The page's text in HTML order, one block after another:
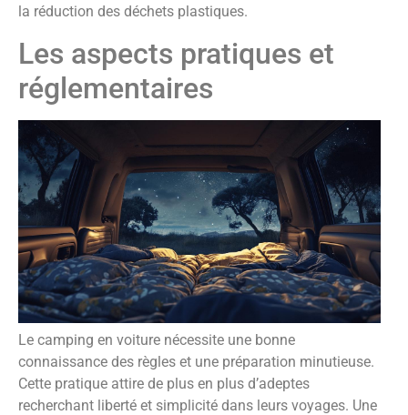
la réduction des déchets plastiques.
Les aspects pratiques et
réglementaires
Le camping en voiture nécessite une bonne
connaissance des règles et une préparation minutieuse.
Cette pratique attire de plus en plus d’adeptes
recherchant liberté et simplicité dans leurs voyages. Une